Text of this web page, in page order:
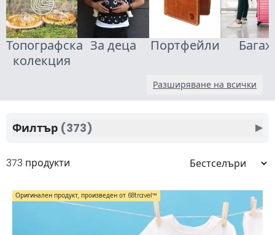
Топографска
колекция
За деца Портфейли Багаж
Разширяване на всички
373 продукти
Оригинален продукт, произведен от 68travel™️
Филтър (373) ▶